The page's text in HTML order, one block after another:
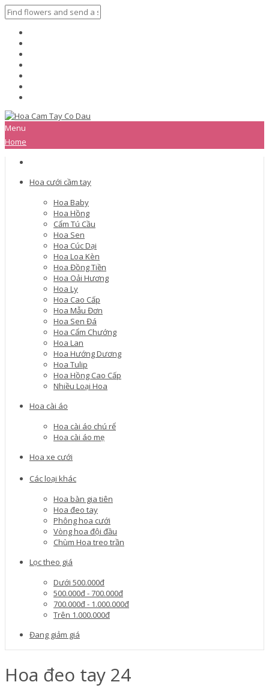
Menu
Home
Hoa cưới cầm tay
Hoa Baby
Hoa Hồng
Cẩm Tú Cầu
Hoa Sen
Hoa Cúc Dại
Hoa Loa Kèn
Hoa Đồng Tiền
Hoa Oải Hương
Hoa Ly
Hoa Cao Cấp
Hoa Mẫu Đơn
Hoa Sen Đá
Hoa Cẩm Chướng
Hoa Lan
Hoa Hướng Dương
Hoa Tulip
Hoa Hồng Cao Cấp
Nhiều Loại Hoa
Hoa cài áo
Hoa cài áo chú rể
Hoa cài áo mẹ
Hoa xe cưới
Các loại khác
Hoa bàn gia tiên
Hoa đeo tay
Phông hoa cưới
Vòng hoa đội đầu
Chùm Hoa treo trần
Lọc theo giá
Dưới 500.000đ
500.000đ - 700.000đ
700.000đ - 1.000.000đ
Trên 1.000.000đ
Đang giảm giá
Hoa đeo tay 24